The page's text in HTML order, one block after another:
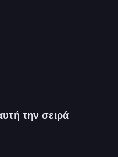
την σειρά